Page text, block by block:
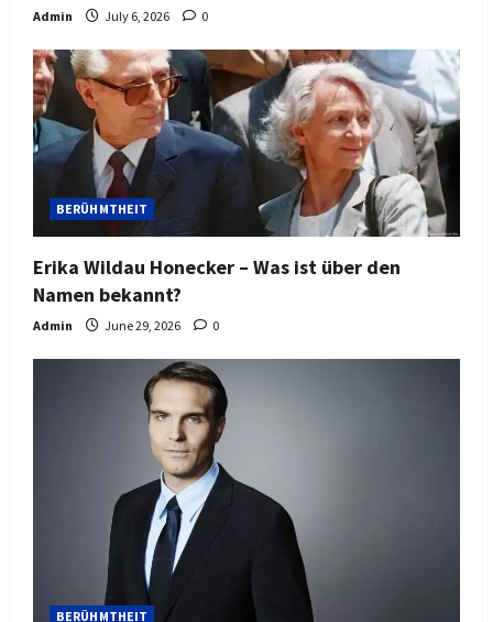
Admin July 6, 2026 0
BERÜHMTHEIT
Erika Wildau Honecker – Was ist über den
Namen bekannt?
Admin June 29, 2026 0
BERÜHMTHEIT